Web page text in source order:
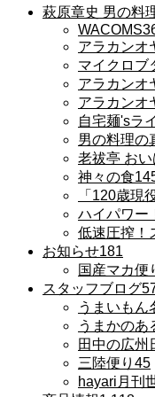
萩原章史 男の料
WACOMS
アラカンオ
マイクロブ
アラカンオ
アラカンオ
自宅麺'sラ
男の料理の
老祓亭 お
神々の食
「120歳現
ハイパワー
低速圧搾！
お知らせ181
国産マカ便
スタッフブログ
うまいもん
うまかのあ
田中の広州
三陸便り 45
hayari月刊